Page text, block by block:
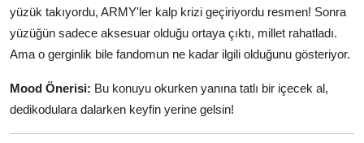
yüzük takıyordu, ARMY'ler kalp krizi geçiriyordu resmen! Sonra
yüzüğün sadece aksesuar olduğu ortaya çıktı, millet rahatladı.
Ama o gerginlik bile fandomun ne kadar ilgili olduğunu gösteriyor.
Mood Önerisi: Bu konuyu okurken yanına tatlı bir içecek al,
dedikodulara dalarken keyfin yerine gelsin!